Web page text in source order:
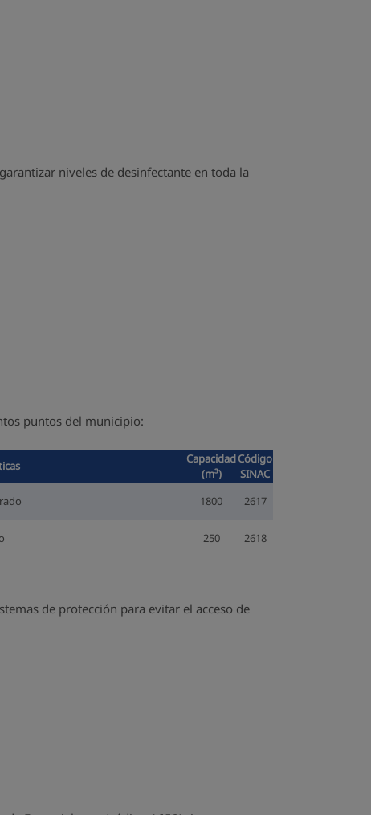
niveles de desinfectante en toda la
puntos del municipio:
Capacidad
(m³)
Código
SINAC
1800 2617
250 2618
de protección para evitar el acceso de